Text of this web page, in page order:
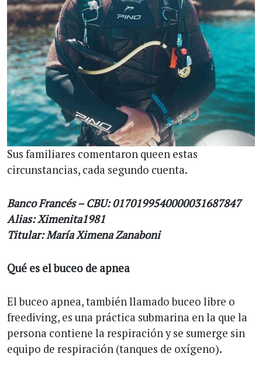
Sus familiares comentaron queen estas
circunstancias, cada segundo cuenta.
Banco Francés – CBU: 0170199540000031687847
Alias: Ximenita1981
Titular: María Ximena Zanaboni
Qué es el buceo de apnea
El buceo apnea, también llamado buceo libre o
freediving, es una práctica submarina en la que la
persona contiene la respiración y se sumerge sin
equipo de respiración (tanques de oxígeno).